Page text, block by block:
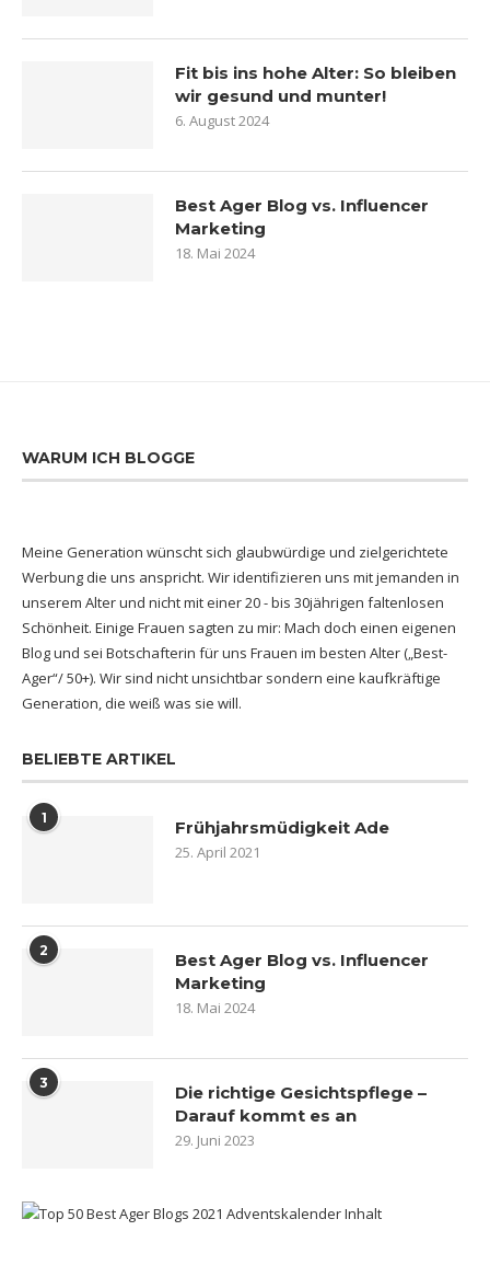
Fit bis ins hohe Alter: So bleiben
wir gesund und munter!
6. August 2024
Best Ager Blog vs. Influencer
Marketing
18. Mai 2024
WARUM ICH BLOGGE
Meine Generation wünscht sich glaubwürdige und zielgerichtete
Werbung die uns anspricht. Wir identifizieren uns mit jemanden in
unserem Alter und nicht mit einer 20 - bis 30jährigen faltenlosen
Schönheit. Einige Frauen sagten zu mir: Mach doch einen eigenen
Blog und sei Botschafterin für uns Frauen im besten Alter („Best-
Ager“/ 50+). Wir sind nicht unsichtbar sondern eine kaufkräftige
Generation, die weiß was sie will.
BELIEBTE ARTIKEL
1 Frühjahrsmüdigkeit Ade
25. April 2021
2
Best Ager Blog vs. Influencer
Marketing
18. Mai 2024
3
Die richtige Gesichtspflege –
Darauf kommt es an
29. Juni 2023